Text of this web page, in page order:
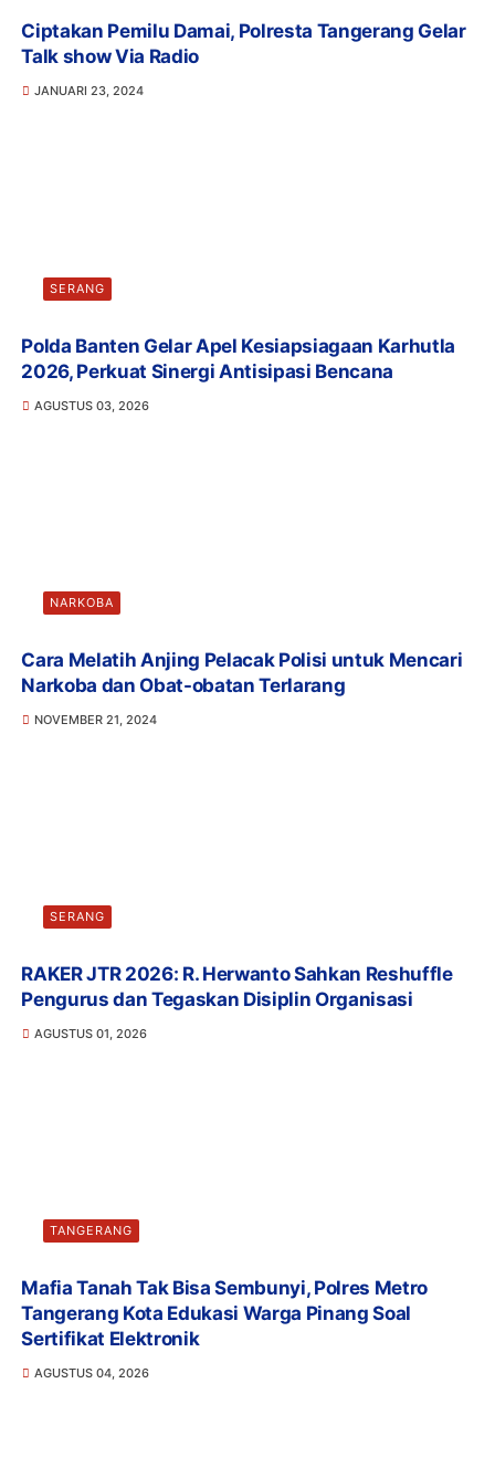
Ciptakan Pemilu Damai, Polresta Tangerang Gelar
Talk show Via Radio
JANUARI 23, 2024
SERANG
Polda Banten Gelar Apel Kesiapsiagaan Karhutla
2026, Perkuat Sinergi Antisipasi Bencana
AGUSTUS 03, 2026
NARKOBA
Cara Melatih Anjing Pelacak Polisi untuk Mencari
Narkoba dan Obat-obatan Terlarang
NOVEMBER 21, 2024
SERANG
RAKER JTR 2026: R. Herwanto Sahkan Reshuffle
Pengurus dan Tegaskan Disiplin Organisasi
AGUSTUS 01, 2026
TANGERANG
Mafia Tanah Tak Bisa Sembunyi, Polres Metro
Tangerang Kota Edukasi Warga Pinang Soal
Sertifikat Elektronik
AGUSTUS 04, 2026